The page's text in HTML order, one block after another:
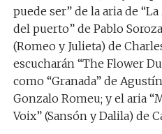
puede ser” de la aria de
del puerto” de Pablo
(Romeo y Julieta) de
escucharán “The Flower
como “Granada” de
Gonzalo Romeu; y el aria
Voix” (Sansón y Dalila) de